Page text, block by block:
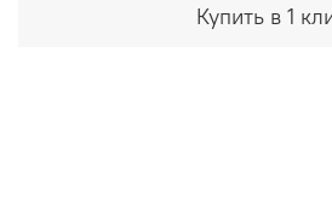
Купить в 1